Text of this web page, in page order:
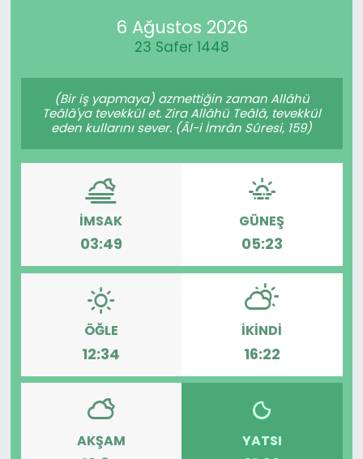
6 Ağustos 2026
23 Safer 1448
(Bir iş yapmaya) azmettiğin zaman Allâhü
Teâlâ'ya tevekkül et. Zira Allâhü Teâlâ, tevekkül
eden kullarını sever. (Âl-i İmrân Sûresi, 159)
İMSAK
03:49
GÜNEŞ
05:23
ÖĞLE
12:34
İKINDI
16:22
AKŞAM YATSI